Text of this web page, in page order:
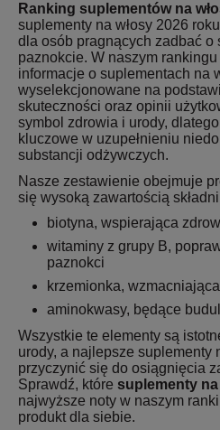
Ranking suplementów na
suplementy na włosy 2026
dla osób pragnących zadbać o
paznokcie. W naszym
informacje o suplementach na
wyselekcjonowane na
skuteczności oraz opinii
symbol zdrowia i urody,
kluczowe w uzupełnieniu
substancji odżywczych.
Nasze zestawienie obejmuje
się wysoką zawartością
biotyna, wspierająca
witaminy z grupy B,
paznokci
krzemionka,
aminokwasy, będące
Wszystkie te elementy są
urody, a najlepsze suplementy
przyczynić się do osiągnięcia
Sprawdź, które suplementy na
najwyższe noty w naszym
produkt dla siebie.